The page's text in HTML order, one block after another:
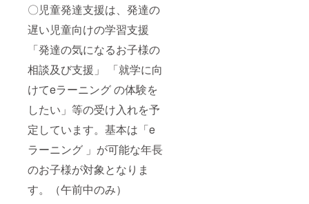
〇児童発達支援は、発達の
遅い児童向けの学習支援
「発達の気になるお子様の
相談及び支援」 「就学に向
けてeラーニング の体験を
したい」等の受け入れを予
定しています。基本は「e
ラーニング 」が可能な年長
のお子様が対象となりま
す。（午前中のみ）